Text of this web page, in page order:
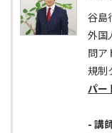
谷島
外国
問ア
規制
パー
- 講